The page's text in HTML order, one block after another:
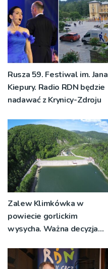
Rusza 59. Festiwal im. Jana
Kiepury. Radio RDN będzie
nadawać z Krynicy-Zdroju
Zalew Klimkówka w
powiecie gorlickim
wysycha. Ważna decyzja